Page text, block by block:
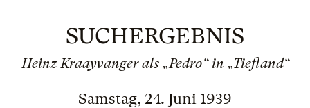
SUCHERGEBNIS
Heinz Kraayvanger als „Pedro“ in „Tiefland“
Samstag, 24. Juni 1939